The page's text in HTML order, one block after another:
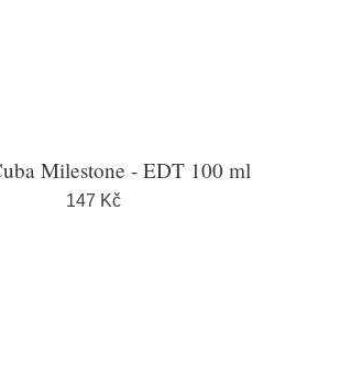
Milestone - EDT 100 ml
147 Kč